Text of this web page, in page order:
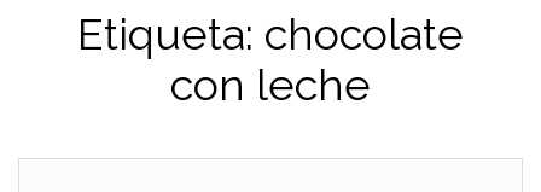
Etiqueta: chocolate
con leche